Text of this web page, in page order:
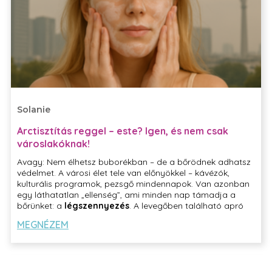
Solanie
Arctisztítás reggel – este? Igen, és nem csak
városlakóknak!
Avagy: Nem élhetsz buborékban – de a bőrödnek adhatsz
védelmet. A városi élet tele van előnyökkel – kávézók,
kulturális programok, pezsgő mindennapok. Van azonban
egy láthatatlan „ellenség”, ami minden nap támadja a
bőrünket: a légszennyezés. A levegőben található apró
porszemcsék – a szmog, a kipufogógáz és az ipari
kibocsátás maradványai – szabad szemmel nem láthatók,
MEGNÉZEM